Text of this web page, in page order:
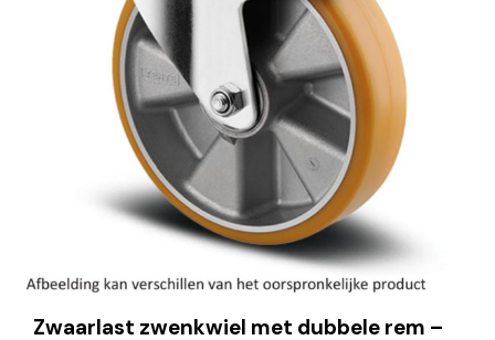
Zwaarlast zwenkwiel met dubbele rem –